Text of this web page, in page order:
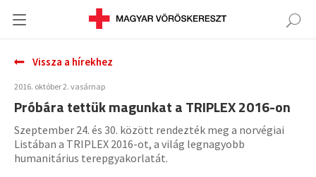
Vissza a hírekhez
2016. október 2. vasárnap
Próbára tettük magunkat a TRIPLEX 2016-on
Szeptember 24. és 30. között rendezték meg a norvégiai
Listában a TRIPLEX 2016-ot, a világ legnagyobb
humanitárius terepgyakorlatát.